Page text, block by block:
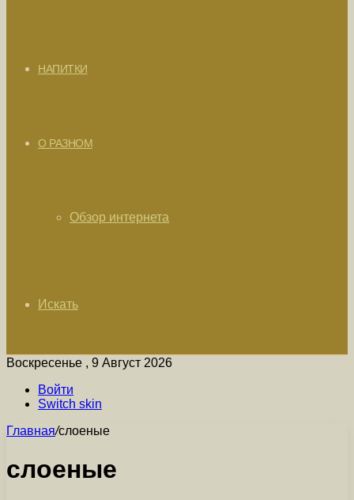
НАПИТКИ
О РАЗНОМ
Обзор интернета
Искать
Воскресенье , 9 Август 2026
Войти
Switch skin
Главная/слоеные
слоеные